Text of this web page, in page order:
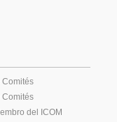
Comités
Comités
del ICOM